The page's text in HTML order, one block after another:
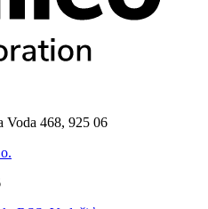
Voda 468, 925 06